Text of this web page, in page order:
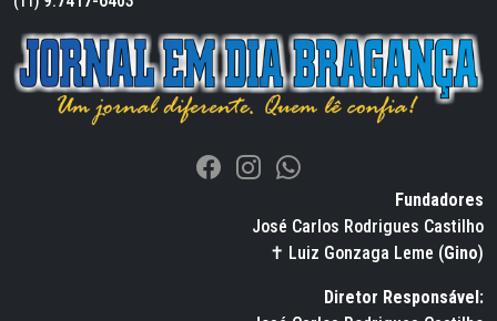
Fundadores
José Carlos Rodrigues Castilho
✝ Luiz Gonzaga Leme (Gino)
Diretor Responsável: